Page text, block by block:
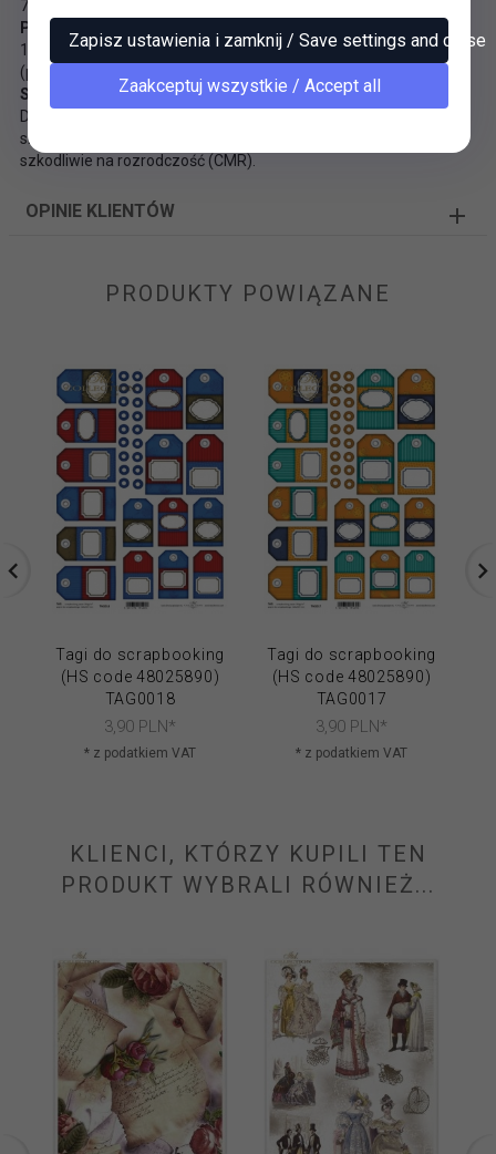
7. Nie zawiera metali ciężkich
Pozyskiwanie i recykling
100% włókna wtórne, certyfikat Recyklingu FSC® i PCF
(produkowany bez chloru).
Substancje chemiczne
Do produkcji wykorzystano surowce, w których brak substancji
sklasyfikowanych jako rakotwórcze, mutagenne lub działające
szkodliwie na rozrodczość (CMR).
OPINIE KLIENTÓW
PRODUKTY POWIĄZANE
Tagi do scrapbooking
(HS code 48025890)
TAG0018
3,90 PLN*
* z podatkiem VAT
Tagi do scrapbooking
(HS code 48025890)
TAG0017
3,90 PLN*
* z podatkiem VAT
KLIENCI, KTÓRZY KUPILI TEN
PRODUKT WYBRALI RÓWNIEŻ...
Zapisz ustawienia i zamknij / Save settings and close
Zaakceptuj wszystkie / Accept all